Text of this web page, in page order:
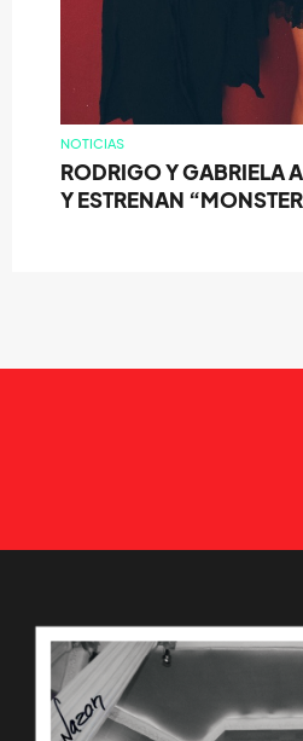
NOTICIAS
RODRIGO Y GABRIELA
Y ESTRENAN